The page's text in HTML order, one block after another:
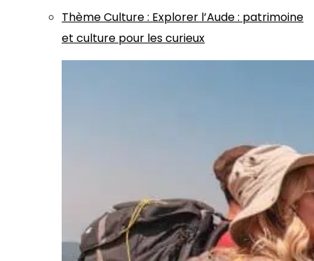
ThèmeCulture: Explorer l’Aude : patrimoine
et culture pour les curieux